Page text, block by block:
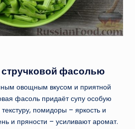
фасолью
овощным вкусом и приятной
фасоль придаёт супу особую
помидоры – яркость и
и пряности – усиливают аромат.